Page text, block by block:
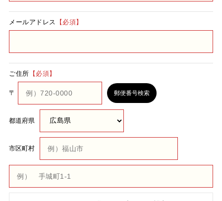
メールアドレス 【必須】
ご住所 【必須】
〒 郵便番号検索
都道府県
市区町村